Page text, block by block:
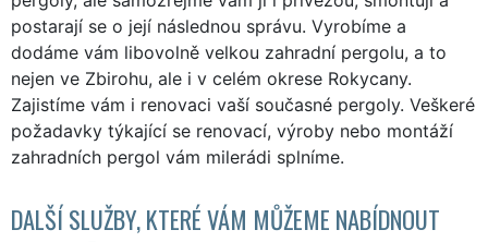
postarají se o její následnou správu. Vyrobíme a
dodáme vám libovolně velkou zahradní pergolu, a to
nejen ve Zbirohu, ale i v celém okrese Rokycany.
Zajistíme vám i renovaci vaší současné pergoly. Veškeré
požadavky týkající se renovací, výroby nebo montáží
zahradních pergol vám milerádi splníme.
DALŠÍ SLUŽBY, KTERÉ VÁM MŮŽEME NABÍDNOUT